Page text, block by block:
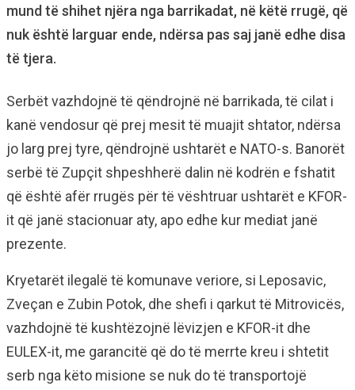
mund të shihet njëra nga barrikadat, në këtë rrugë, që
nuk është larguar ende, ndërsa pas saj janë edhe disa
të tjera.
Serbët vazhdojnë të qëndrojnë në barrikada, të cilat i
kanë vendosur që prej mesit të muajit shtator, ndërsa
jo larg prej tyre, qëndrojnë ushtarët e NATO-s. Banorët
serbë të Zupçit shpeshherë dalin në kodrën e fshatit
që është afër rrugës për të vështruar ushtarët e KFOR-
it që janë stacionuar aty, apo edhe kur mediat janë
prezente.
Kryetarët ilegalë të komunave veriore, si Leposavic,
Zveçan e Zubin Potok, dhe shefi i qarkut të Mitrovicës,
vazhdojnë të kushtëzojnë lëvizjen e KFOR-it dhe
EULEX-it, me garancitë që do të merrte kreu i shtetit
serb nga këto misione se nuk do të transportojë